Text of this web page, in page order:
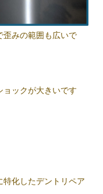
歪みの範囲も広いで
ョックが大きいです
特化したデントリペア